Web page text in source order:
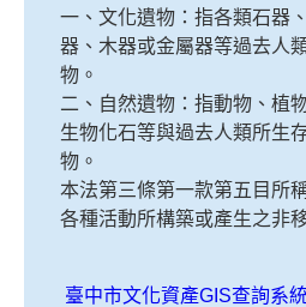
一、文化遺物：指各類石器
器、木器或金屬器等過去人
物。
二、自然遺物：指動物、植
生物化石等與過去人類所生
物。
本法第三條第一款第五目所
各種活動所構築或產生之非
臺中市文化資產GIS查詢系